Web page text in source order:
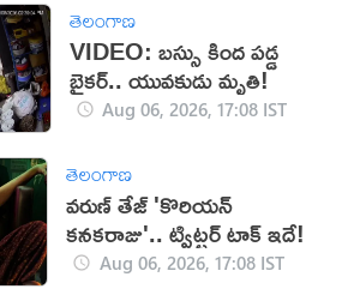
తెలంగాణ
VIDEO: బస్సు కింద పడ్డ
బైకర్.. యువకుడు మృతి!
Aug 06, 2026, 17:08 IST
తెలంగాణ
వరుణ్ తేజ్ 'కొరియన్
కనకరాజు'.. ట్విట్టర్ టాక్ ఇదే!
Aug 06, 2026, 17:08 IST